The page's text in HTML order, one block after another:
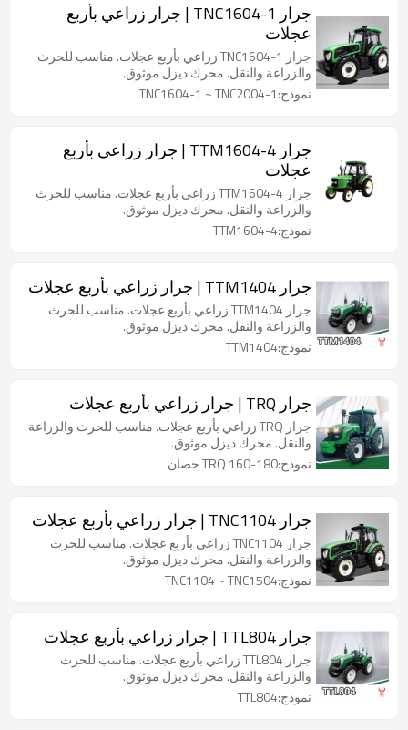
جرار TNC1604-1 | جرار زراعي بأربع
عجلات
جرار TNC1604-1 زراعي بأربع عجلات. مناسب للحرث
والزراعة والنقل. محرك ديزل موثوق.
نموذج:TNC1604-1 ~ TNC2004-1
جرار TTM1604-4 | جرار زراعي بأربع
عجلات
جرار TTM1604-4 زراعي بأربع عجلات. مناسب للحرث
والزراعة والنقل. محرك ديزل موثوق.
نموذج:TTM1604-4
جرار TTM1404 | جرار زراعي بأربع عجلات
جرار TTM1404 زراعي بأربع عجلات. مناسب للحرث
والزراعة والنقل. محرك ديزل موثوق.
نموذج:TTM1404
جرار TRQ | جرار زراعي بأربع عجلات
جرار TRQ زراعي بأربع عجلات. مناسب للحرث والزراعة
والنقل. محرك ديزل موثوق.
نموذج:TRQ 160-180 حصان
جرار TNC1104 | جرار زراعي بأربع عجلات
جرار TNC1104 زراعي بأربع عجلات. مناسب للحرث
والزراعة والنقل. محرك ديزل موثوق.
نموذج:TNC1104 ~ TNC1504
جرار TTL804 | جرار زراعي بأربع عجلات
جرار TTL804 زراعي بأربع عجلات. مناسب للحرث
والزراعة والنقل. محرك ديزل موثوق.
نموذج:TTL804